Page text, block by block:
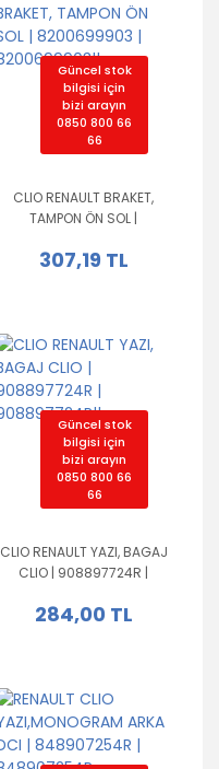
Güncel stok
bilgisi için
bizi arayın
0850 800 66
66
CLIO RENAULT BRAKET,
TAMPON ÖN SOL |
8200699903||
307,19 TL
Güncel stok
bilgisi için
bizi arayın
0850 800 66
66
CLIO RENAULT YAZI, BAGAJ
CLIO | 908897724R |
284,00 TL